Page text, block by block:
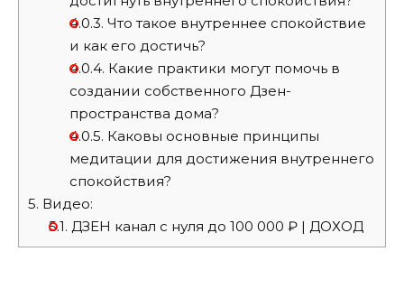
4.0.3. Что такое внутреннее спокойствие
и как его достичь?
4.0.4. Какие практики могут помочь в
создании собственного Дзен-
пространства дома?
4.0.5. Каковы основные принципы
медитации для достижения внутреннего
спокойствия?
5. Видео:
5.1. ДЗЕН канал с нуля до 100 000 ₽ | ДОХОД